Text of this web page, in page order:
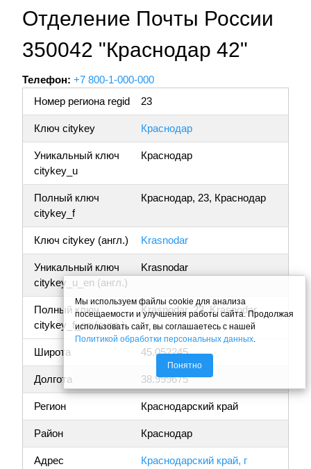
Отделение Почты России
350042 "Краснодар 42"
Телефон: +7 800-1-000-000
Номер региона regid
23
Ключ citykey Краснодар
Уникальный ключ
citykey_u
Краснодар
Полный ключ
citykey_f
Краснодар, 23, Краснодар
Ключ citykey (англ.) Krasnodar
Уникальный ключ
citykey_u_en (англ.)
Krasnodar
Полный ключ
citykey_f_en (англ.)
Krasnodar, 23, Krasnodar
Широта 45.052245
Долгота 38.999675
Регион Краснодарский край
Район Краснодар
Адрес
Краснодарский край, г
Мы используем файлы cookie для анализа
посещаемости и улучшения работы сайта. Продолжая
использовать сайт, вы соглашаетесь с нашей
Политикой обработки персональных данных.
Понятно